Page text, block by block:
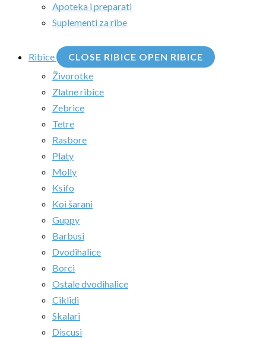
Apoteka i preparati
Suplementi za ribe
Ribice CLOSE RIBICE OPEN RIBICE
Živorotke
Zlatne ribice
Zebrice
Tetre
Rasbore
Platy
Molly
Ksifo
Koi šarani
Guppy
Barbusi
Dvodihalice
Borci
Ostale dvodihalice
Ciklidi
Skalari
Discusi